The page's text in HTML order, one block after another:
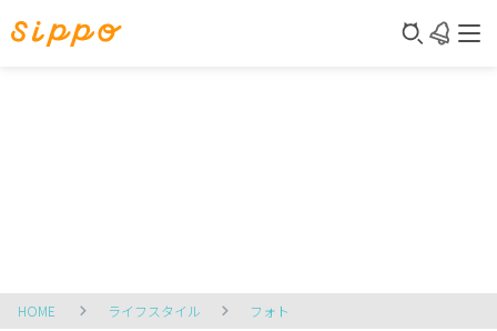
HOME ライフスタイル フォト